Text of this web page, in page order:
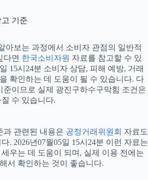
기준
아보는 과정에서 소비자 관점의 일반적
다면 한국소비자원 자료를 참고할 수 있
15시24분 소비자 상담, 피해 예방, 거래
확인하는 데 도움이 될 수 있습니다. 다
준이므로 실제 광진구하수구막힘 조건은
수 있습니다.
과 관련된 내용은 공정거래위원회 자료도
. 2026년07월05일 15시24분 이런 자료는
우는 데 도움이 되며, 실제 이용 전에는
서 확인하는 것이 좋습니다.